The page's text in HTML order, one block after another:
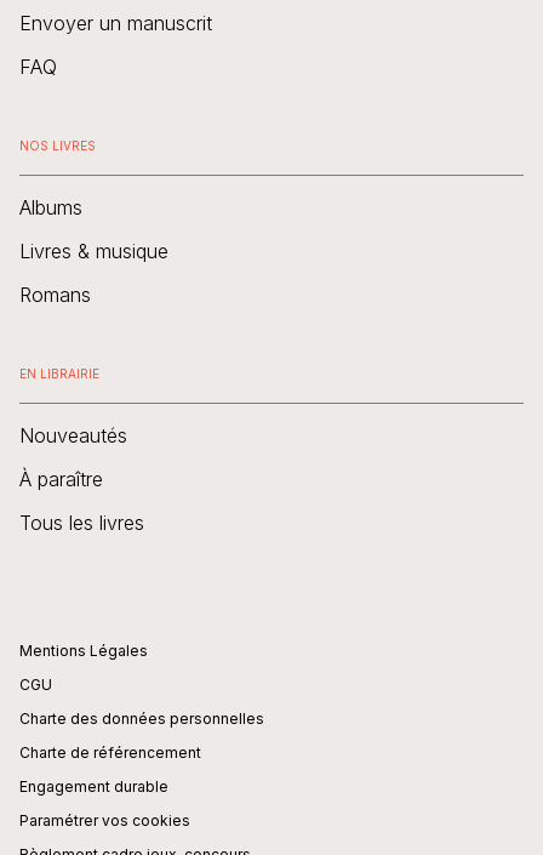
Envoyer un manuscrit
FAQ
NOS LIVRES
Albums
Livres & musique
Romans
EN LIBRAIRIE
Nouveautés
À paraître
Tous les livres
Mentions Légales
CGU
Charte des données personnelles
Charte de référencement
Engagement durable
Paramétrer vos cookies